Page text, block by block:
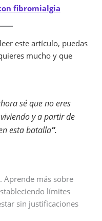
fibromialgia
este artículo, puedas
mucho y que
sé que no eres
y a partir de
esta batalla“.
Aprende más sobre
límites
sin justificaciones